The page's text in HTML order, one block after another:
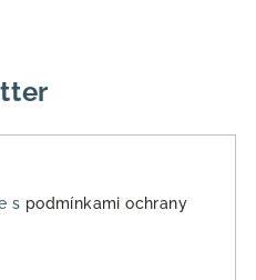
s podmínkami ochrany